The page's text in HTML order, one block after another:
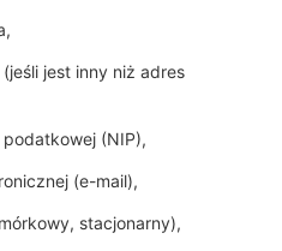
jest inny niż adres
(NIP),
(e-mail),
stacjonarny),